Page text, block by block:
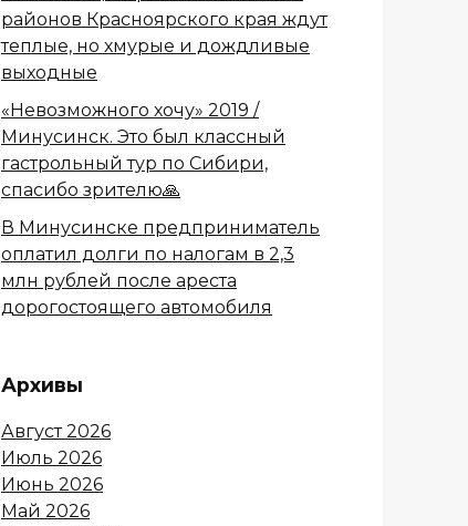
районов Красноярского края ждут
теплые, но хмурые и дождливые
выходные
«Невозможного хочу» 2019 /
Минусинск. Это был классный
гастрольный тур по Сибири,
спасибо зрителю🙏
В Минусинске предприниматель
оплатил долги по налогам в 2,3
млн рублей после ареста
дорогостоящего автомобиля
Архивы
Август 2026
Июль 2026
Июнь 2026
Май 2026